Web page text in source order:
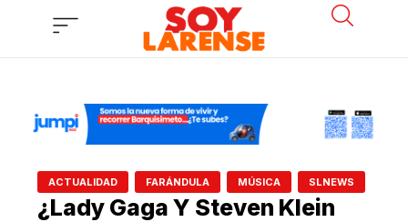
ACTUALIDAD FARÁNDULA MÚSICA SLNEWS
¿Lady Gaga Y Steven Klein